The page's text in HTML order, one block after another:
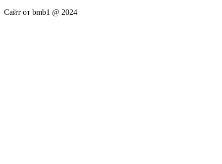
Сайт от bmb1 @ 2024